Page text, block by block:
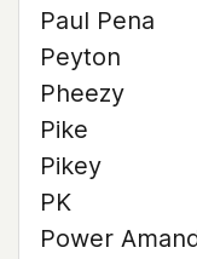
Paul Pena
Peyton
Pheezy
Pike
Pikey
PK
Power